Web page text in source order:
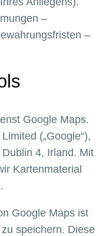
–
–
Google Maps.
(„Google“),
4, Irland. Mit
Kartenmaterial
Google Maps ist
speichern. Diese